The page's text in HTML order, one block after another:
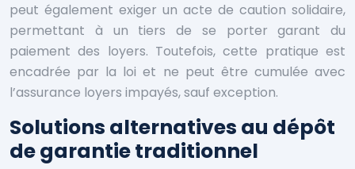
peut également exiger un acte de caution solidaire,
permettant à un tiers de se porter garant du
paiement des loyers. Toutefois, cette pratique est
encadrée par la loi et ne peut être cumulée avec
l’assurance loyers impayés, sauf exception.
Solutions alternatives au dépôt
de garantie traditionnel